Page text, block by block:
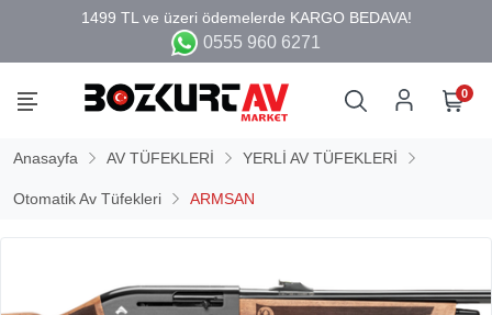
0555 960 6271
0
Anasayfa AV TÜFEKLERİ YERLİ AV TÜFEKLERİ
Otomatik Av Tüfekleri ARMSAN